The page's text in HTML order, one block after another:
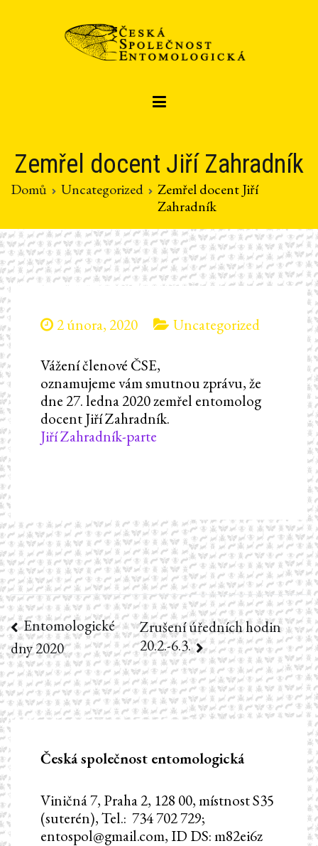
Zemřel docent Jiří Zahradník
Domů Uncategorized
Zemřel docent Jiří
Zahradník
2 února, 2020 Uncategorized
Vážení členové ČSE,
oznamujeme vám smutnou zprávu, že
dne 27. ledna 2020 zemřel entomolog
docent Jiří Zahradník.
Jiří Zahradník-parte
Navigace
pro
příspěvek
Entomologické
dny 2020
Zrušení úředních hodin
20.2.-6.3.
Česká společnost entomologická
Viničná 7, Praha 2, 128 00, místnost S35
(suterén), Tel.: 734 702 729;
entospol@gmail.com, ID DS: m82ei6z